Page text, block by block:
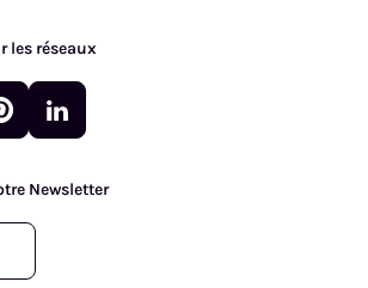
les réseaux
Newsletter